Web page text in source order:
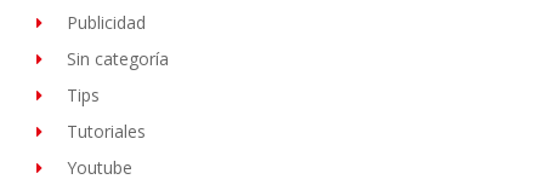
Publicidad
Sin categoría
Tips
Tutoriales
Youtube